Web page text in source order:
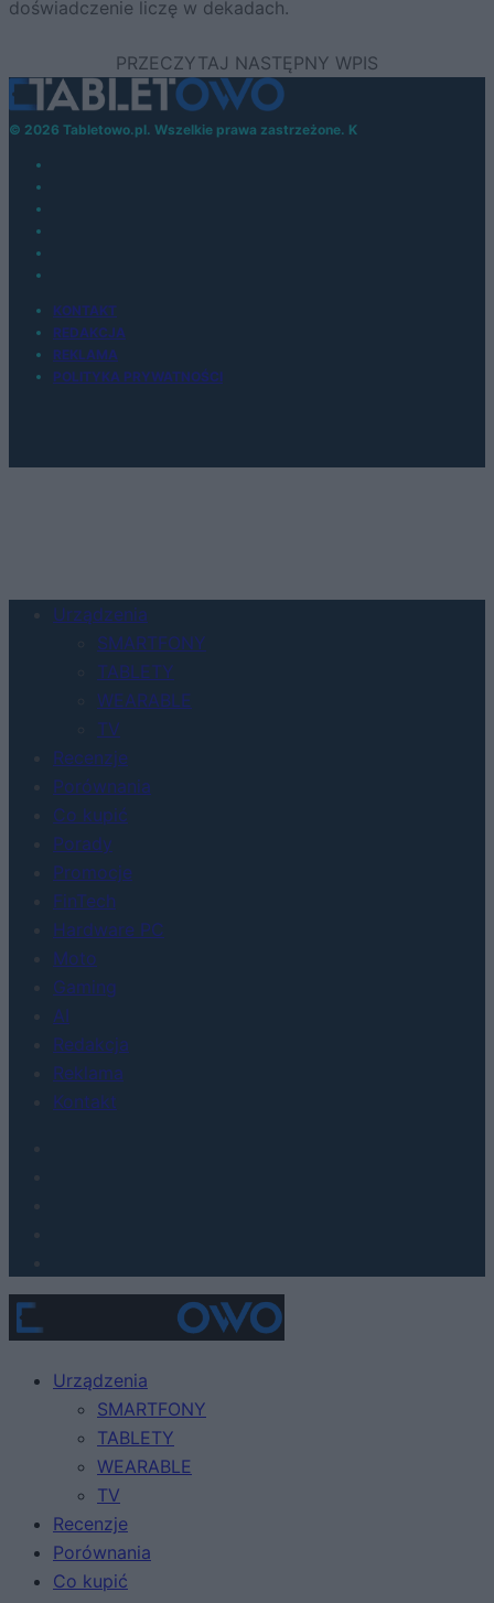
doświadczenie liczę w dekadach.
© 2026 Tabletowo.pl. Wszelkie prawa zastrzeżone. K
KONTAKT
REDAKCJA
REKLAMA
POLITYKA PRYWATNOŚCI
Urządzenia
SMARTFONY
TABLETY
WEARABLE
TV
Recenzje
Porównania
Co kupić
Porady
Promocje
FinTech
Hardware PC
Moto
Gaming
AI
Redakcja
Reklama
Kontakt
Urządzenia
SMARTFONY
TABLETY
WEARABLE
TV
Recenzje
Porównania
Co kupić